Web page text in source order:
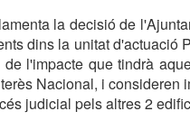
la decisió de
dins la unitat d'actuació
l'impacte que tindrà
Nacional, i consideren
judicial pels altres 2